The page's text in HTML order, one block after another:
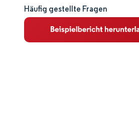
Marktanalyse
Trends und Einblicke
Häufig gestellte Fragen